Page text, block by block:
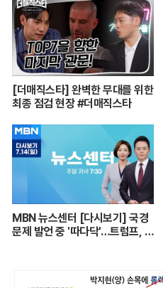
[더매직스타] 완벽한 무대를 위한
최종 점검 현장 #더매직스타
MBN 뉴스센터 [다시보기] 국경
문제 발언 중 '따다닥'…트럼프, 피